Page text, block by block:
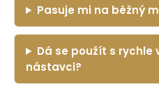
Pasuje mi na běžný
Dá se použít s rychle
nástavci?